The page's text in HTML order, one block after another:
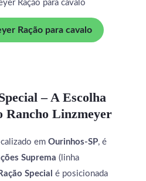
Ração para cavalo
Ração para cavalo
– A Escolha
Rancho Linzmeyer
em Ourinhos-SP, é
Suprema (linha
Special é posicionada